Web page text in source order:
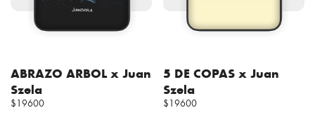
ABRAZO ARBOL x Juan
Szela
$19600
5 DE COPAS x Juan
Szela
$19600